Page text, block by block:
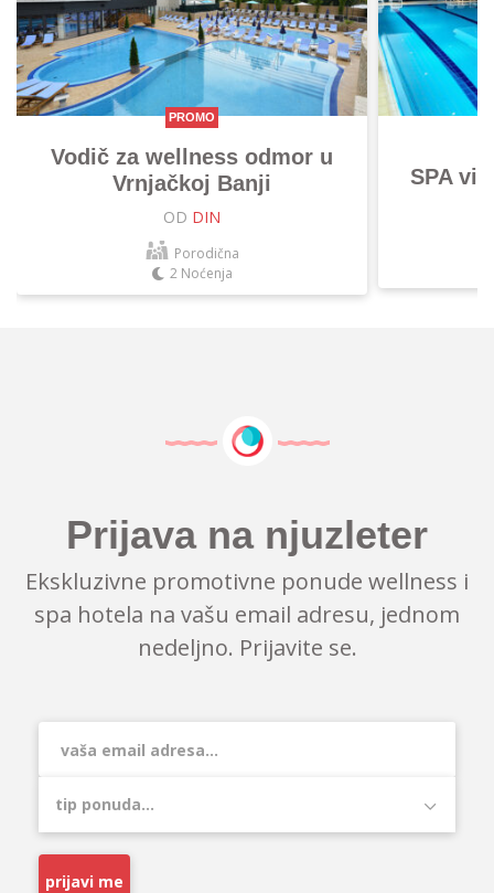
PROMO
Vodič za wellness odmor u
Vrnjačkoj Banji
OD DIN
Porodična
2 Noćenja
SPA
Prijava na njuzleter
Ekskluzivne promotivne ponude wellness i
spa hotela na vašu email adresu, jednom
nedeljno. Prijavite se.
prijavi me